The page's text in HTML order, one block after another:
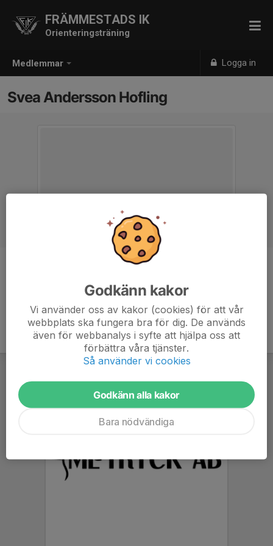
Medlemmar Logga in
FRÄMMESTADS IK
Orienteringsträning
Svea Andersson Hofling
Godkänn kakor
Vi använder oss av kakor (cookies) för att vår
webbplats ska fungera bra för dig. De används
även för webbanalys i syfte att hjälpa oss att
förbättra våra tjänster.
Så använder vi cookies
Godkänn alla kakor
Bara nödvändiga